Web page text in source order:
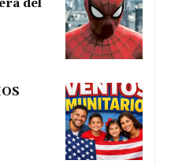
del